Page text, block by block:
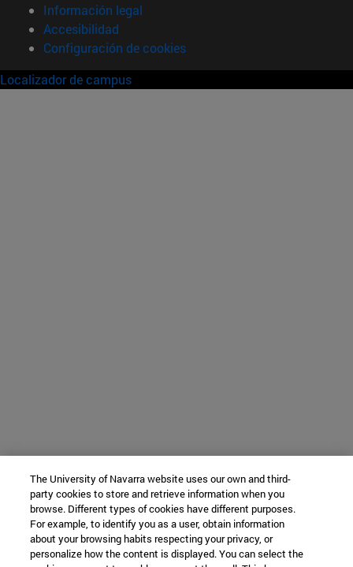
Información legal
Accesibilidad
Configuración de cookies
Localizador de campus
The University of Navarra website uses our own and third-
party cookies to store and retrieve information when you
browse. Different types of cookies have different purposes.
For example, to identify you as a user, obtain information
about your browsing habits respecting your privacy, or
personalize how the content is displayed. You can select the